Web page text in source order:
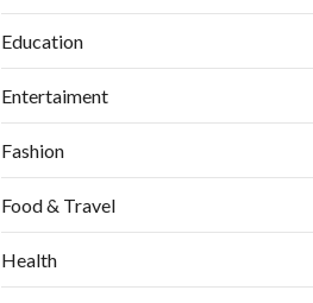
Education
Entertaiment
Fashion
Food & Travel
Health